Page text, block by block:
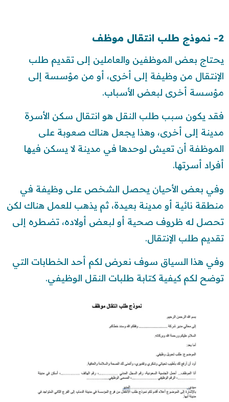
2- نموذج طلب انتقال موظف
يحتاج بعض الموظفين والعاملين إلى تقديم طلب
الإنتقال من وظيفة إلى أخرى، أو من مؤسسة إلى
مؤسسة أخرى لبعض الأسباب.
فقد يكون سبب طلب النقل هو انتقال سكن الأسرة
مدينة إلى أخرى، وهذا يجعل هناك صعوبة على
الموظفة أن تعيش لوحدها في مدينة لا يسكن فيها
أفراد أسرتها.
وفي بعض الأحيان يحصل الشخص على وظيفة في
منطقة نائية أو مدينة بعيدة، ثم يذهب للعمل هناك لكن
تحصل له ظروف صحية أو لبعض أولاده، تضطره إلى
تقديم طلب الإنتقال.
وفي هذا السياق سوف نعرض لكم أحد الخطابات التي
توضح لكم كيفية كتابة طلبات النقل الوظيفي.